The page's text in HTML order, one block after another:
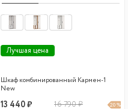
Лучшая цена
Шкаф комбинированный Кармен-1
New
13 440 ₽ 16 790 ₽ 20 %